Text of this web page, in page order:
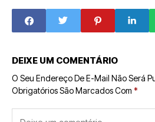
DEIXE UM COMENTÁRIO
O Seu Endereço De E-Mail Não Será
Obrigatórios São Marcados Com *